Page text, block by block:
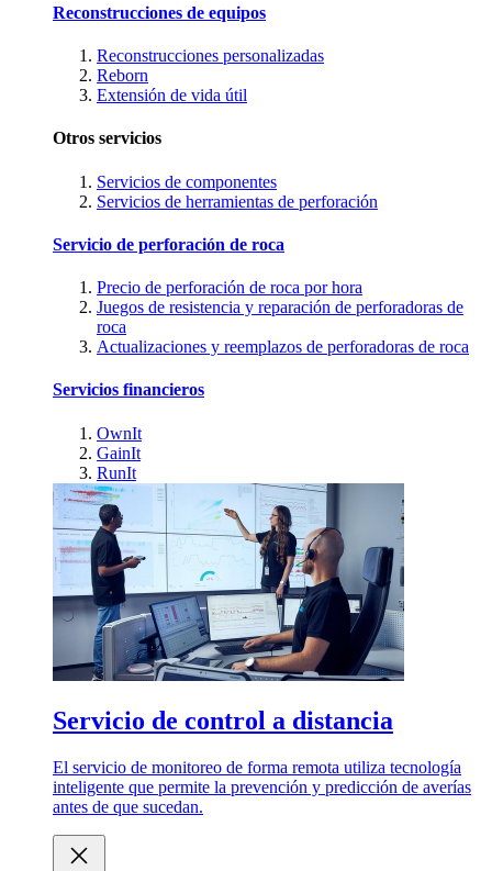
Reconstrucciones de equipos
Reconstrucciones personalizadas
Reborn
Extensión de vida útil
Otros servicios
Servicios de componentes
Servicios de herramientas de perforación
Servicio de perforación de roca
Precio de perforación de roca por hora
Juegos de resistencia y reparación de perforadoras de
roca
Actualizaciones y reemplazos de perforadoras de roca
Servicios financieros
OwnIt
GainIt
RunIt
Servicio de control a distancia
El servicio de monitoreo de forma remota utiliza tecnología
inteligente que permite la prevención y predicción de averías
antes de que sucedan.